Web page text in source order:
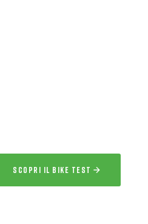
SCOPRI IL BIKE TEST